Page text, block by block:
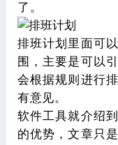
了。
排班计划里面可
围，主要是可以
会根据规则进行
有意见。
软件工具就介绍
的优势，文章只